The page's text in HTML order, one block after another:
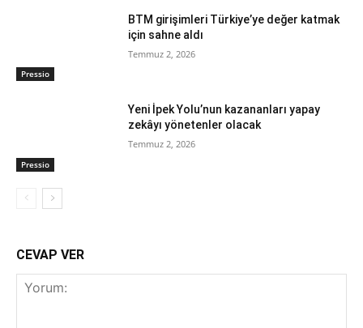
Pressio
BTM girişimleri Türkiye’ye değer katmak
için sahne aldı
Temmuz 2, 2026
Pressio
Yeni İpek Yolu’nun kazananları yapay
zekâyı yönetenler olacak
Temmuz 2, 2026
CEVAP VER